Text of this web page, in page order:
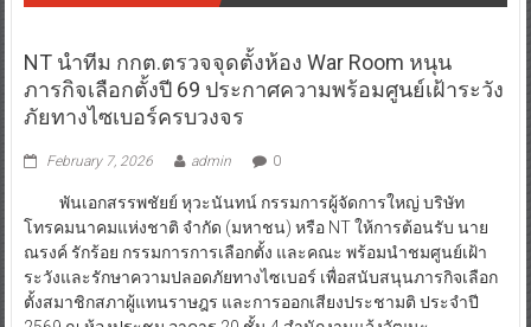
NT นำทีม กกต.ตรวจจุดตั้งห้อง War Room หนุน
ภารกิจเลือกตั้งปี 69 ประกาศความพร้อมศูนย์เฝ้าระวัง
ภัยทางไซเบอร์ครบวงจร
February 7, 2026 admin 0
พันเอกสรรพชัยย์ หุวะนันทน์ กรรมการผู้จัดการใหญ่ บริษัท
โทรคมนาคมแห่งชาติ จำกัด (มหาชน) หรือ NT ให้การต้อนรับ นาย
ณรงค์ รักร้อย กรรมการการเลือกตั้ง และคณะ พร้อมนำชมศูนย์เฝ้า
ระวังและรักษาความปลอดภัยทางไซเบอร์ เพื่อสนับสนุนภารกิจเลือก
ตั้งสมาชิกสภาผู้แทนราษฎร และการออกเสียงประชามติ ประจำปี